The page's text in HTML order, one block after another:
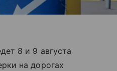
8 и 9 августа
на дорогах